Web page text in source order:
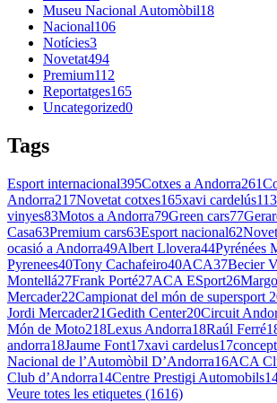
Museu Nacional Automòbil18
Nacional106
Notícies3
Novetat494
Premium112
Reportatges165
Uncategorized0
Tags
Esport internacional395Cotxes a Andorra261
Andorra217Novetat cotxes165xavi cardelús113
vinyes83Motos a Andorra79Green cars77
Casa63Premium cars63Esport nacional62
ocasió a Andorra49Albert Llovera44Pyrénées
Pyrenees40Tony Cachafeiro40ACA37Becier
Montellá27Frank Porté27ACA ESport26
Mercader22Campionat del món de supersport
Jordi Mercader21Gedith Center20Circuit
Món de Moto218Lexus Andorra18Raúl Ferré
andorra18Jaume Font17xavi cardelus17
Nacional de l’Automòbil D’Andorra16ACA
Club d’Andorra14Centre Prestigi Automobils
Veure totes les etiquetes (1616)